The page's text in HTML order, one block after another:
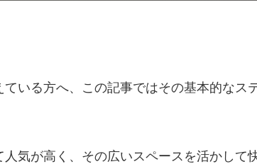
いる方へ、この記事ではその基本的なス
気が高く、その広いスペースを活かして